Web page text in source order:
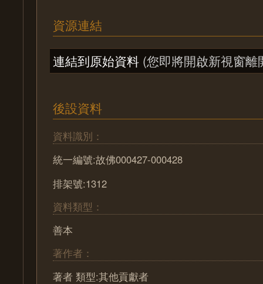
資源連結
連結到原始資料 (您即將開啟新視窗離
後設資料
資料識別：
統一編號:故佛000427-000428
排架號:1312
資料類型：
善本
著作者：
著者 類型:其他貢獻者